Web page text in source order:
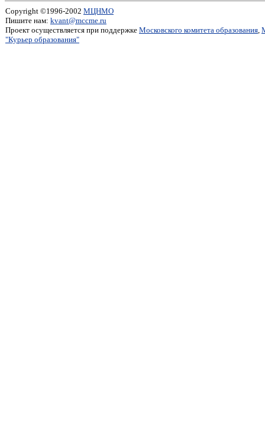
Copyright ©1996-2002 МЦНМО
Пишите нам: kvant@mccme.ru
Проект осуществляется при поддержке Московского комитета образования,
"Курьер образования"